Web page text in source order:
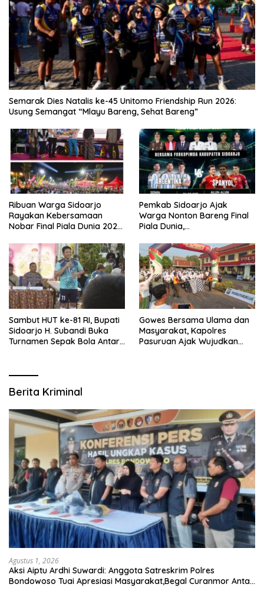
Semarak Dies Natalis ke-45 Unitomo Friendship Run 2026:
Usung Semangat “Mlayu Bareng, Sehat Bareng”
Ribuan Warga Sidoarjo
Rayakan Kebersamaan
Nobar Final Piala Dunia 2026
Forkopimda
Pemkab Sidoarjo Ajak
Warga Nonton Bareng Final
Piala Dunia,
Sambut HUT ke-81 RI, Bupati
Sidoarjo H. Subandi Buka
Turnamen Sepak Bola Antar
Gowes Bersama Ulama dan
Masyarakat, Kapolres
Pasuruan Ajak Wujudkan
Berita Kriminal
Agustus 1, 2026
Aksi Aiptu Ardhi Suwardi: Anggota Satreskrim Polres
Bondowoso Tuai Apresiasi Masyarakat,Begal Curanmor Antar